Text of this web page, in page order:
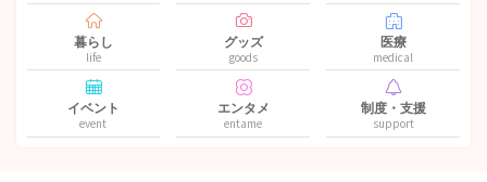
暮らし
life
グッズ
goods
医療
medical
イベント
event
エンタメ
entame
制度・支援
support